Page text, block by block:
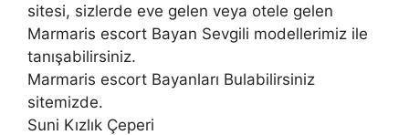
sitesi, sizlerde eve gelen veya otele gelen
Marmaris escort Bayan Sevgili modellerimiz ile
tanışabilirsiniz.
Marmaris escort Bayanları Bulabilirsiniz
sitemizde.
Suni Kızlık Çeperi